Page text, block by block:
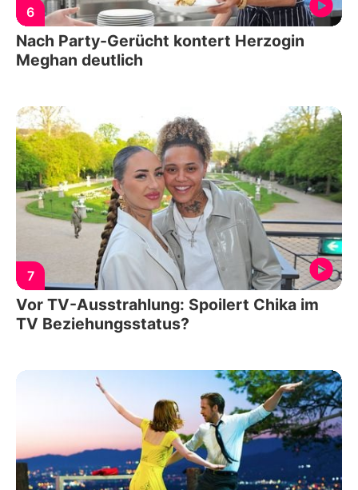
6
Nach Party-Gerücht kontert Herzogin
Meghan deutlich
7
Vor TV-Ausstrahlung: Spoilert Chika im
TV Beziehungsstatus?